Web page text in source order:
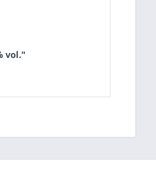
vol."